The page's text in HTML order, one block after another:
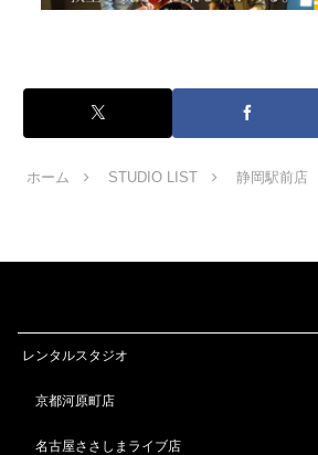
ホーム STUDIO LIST 静岡駅前店
レンタルスタジオ
京都河原町店
名古屋ささしまライブ店